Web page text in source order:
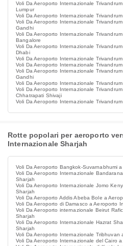
Voli Da Aeroporto Internazionale
Lumpur
Voli Da Aeroporto Internazionale
Voli Da Aeroporto Internazionale
Gandhi
Voli Da Aeroporto Internazionale
Bangalore
Voli Da Aeroporto Internazionale
Dhabi
Voli Da Aeroporto Internazionale
Voli Da Aeroporto Internazionale
Voli Da Aeroporto Internazionale
Gandhi
Voli Da Aeroporto Internazionale
Voli Da Aeroporto Internazionale
Chhatrapati Shivaji
Voli Da Aeroporto Internazionale
Rotte popolari per aeroporto
Internazionale Sharjah
Voli Da Aeroporto Bangkok-Suvarnabhumi
Voli Da Aeroporto Internazionale
Sharjah
Voli Da Aeroporto Internazionale Jomo
Sharjah
Voli Da Aeroporto Addis Abeba Bole a
Voli Da Aeroporto di Damasco a Aeroporto
Voli Da Aeroporto internazionale Beirut
Sharjah
Voli Da Aeroporto Internazionale Hazrat
Sharjah
Voli Da Aeroporto Internazionale Tribhuvan
Voli Da Aeroporto Internazionale del Cairo